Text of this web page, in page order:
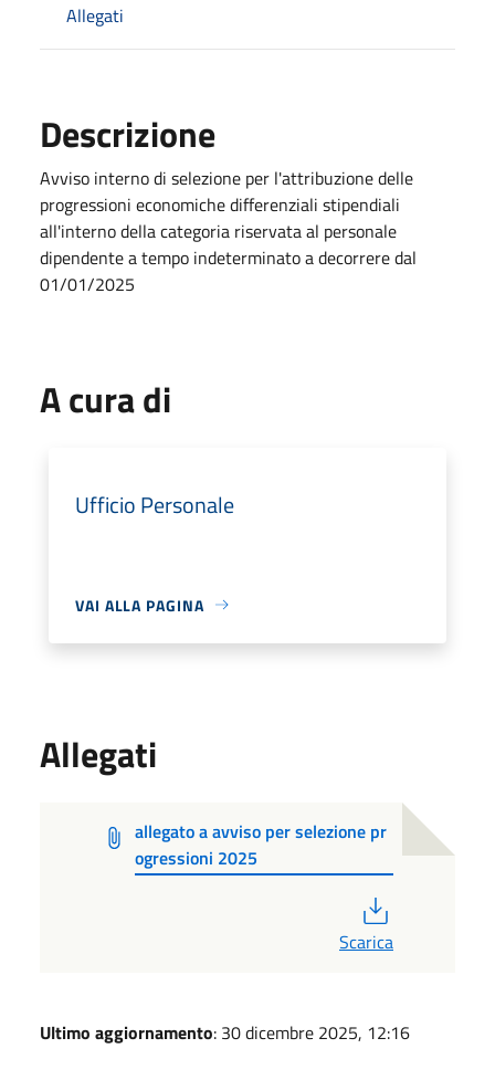
Allegati
Descrizione
Avviso interno di selezione per l'attribuzione delle
progressioni economiche differenziali stipendiali
all'interno della categoria riservata al personale
dipendente a tempo indeterminato a decorrere dal
01/01/2025
A cura di
Ufficio Personale
VAI ALLA PAGINA
Allegati
allegato a avviso per selezione pr
ogressioni 2025
Scarica
Ultimo aggiornamento: 30 dicembre 2025, 12:16